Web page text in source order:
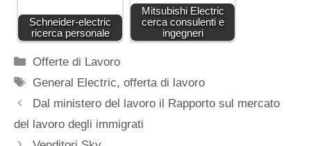
Schneider-electric
ricerca personale
Mitsubishi Electric
cerca consulenti e
ingegneri
Categorie
Offerte di Lavoro
Tag
General Electric,offerta di lavoro
Dal ministero del lavoro il Rapporto sul mercato
del lavoro degli immigrati